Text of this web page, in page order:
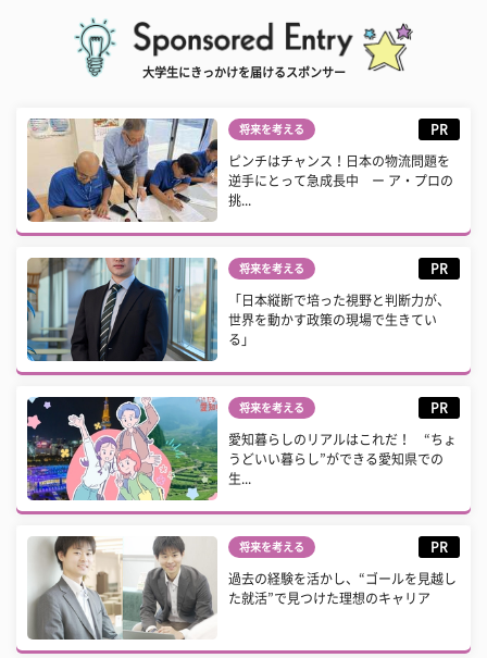
大学生にきっかけを届けるスポンサー
将来を考える PR
ピンチはチャンス！日本の物流問題を
逆手にとって急成長中 ー ア・プロの
挑...
将来を考える PR
「日本縦断で培った視野と判断力が、
世界を動かす政策の現場で生きてい
る」
将来を考える PR
愛知暮らしのリアルはこれだ！ “ちょ
うどいい暮らし”ができる愛知県での
生...
将来を考える PR
過去の経験を活かし、“ゴールを見越し
た就活”で見つけた理想のキャリア